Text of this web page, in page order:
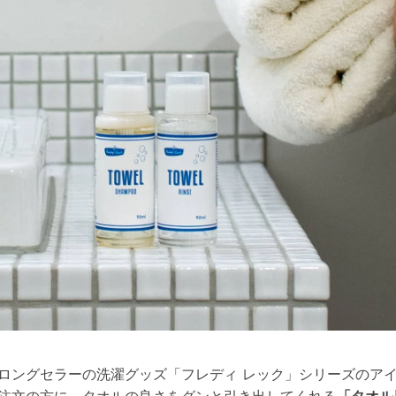
ングセラーの洗濯グッズ「フレディ レック」シリーズのア